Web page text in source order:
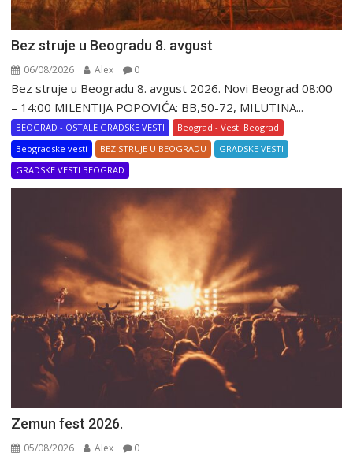
Bez struje u Beogradu 8. avgust
06/08/2026 Alex 0
Bez struje u Beogradu 8. avgust 2026. Novi Beograd 08:00
– 14:00 MILENTIJA POPOVIĆA: BB,50-72, MILUTINA...
BEOGRAD - OSTALE GRADSKE VESTI
Beograd - Vesti Beograd
Beogradske vesti
BEZ STRUJE U BEOGRADU
GRADSKE VESTI
GRADSKE VESTI BEOGRAD
Zemun fest 2026.
05/08/2026 Alex 0